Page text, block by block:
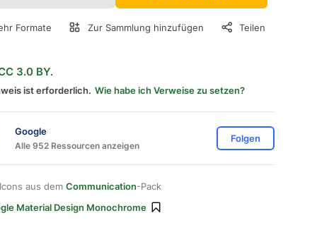
Formate Zur Sammlung hinzufügen Teilen
3.0 BY.
ist erforderlich. Wie habe ich Verweise zu setzen?
Google
Alle 952 Ressourcen anzeigen
Folgen
aus dem Communication-Pack
Material Design Monochrome